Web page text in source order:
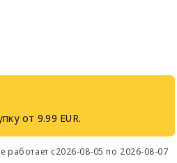
от 9.99 EUR.
работает с2026-08-05 по 2026-08-07